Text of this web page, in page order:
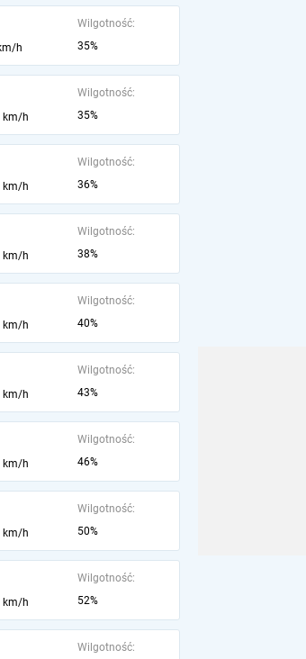
h
Wilgotność:
35%
km/h
Wilgotność:
35%
km/h
Wilgotność:
36%
km/h
Wilgotność:
38%
km/h
Wilgotność:
40%
km/h
Wilgotność:
43%
km/h
Wilgotność:
46%
km/h
Wilgotność:
50%
km/h
Wilgotność:
52%
Wilgotność: